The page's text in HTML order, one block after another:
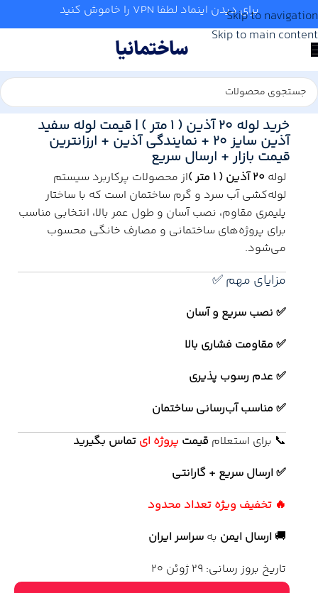
Skip to navigation
Skip to main content
برای دیدن اینماد لطفا VPN را خاموش کنید
آب و تاسیسات
خرید لوله 20 آذین ( 1 متر ) | قیمت لوله سفید
آذین سایز 20 + نمایندگی آذین + ارزانترین
قیمت بازار + ارسال سریع
لوله 20 آذین ( 1 متر )
از محصولات پرکاربرد سیستم
لوله‌کشی آب سرد و گرم ساختمان است که با ساختار
پلیمری مقاوم، نصب آسان و طول عمر بالا، انتخابی مناسب
برای پروژه‌های ساختمانی و مصارف خانگی محسوب
می‌شود.
مزایای مهم ✅
✅ نصب سریع و آسان
✅ مقاومت فشاری بالا
✅ عدم رسوب پذیری
✅ مناسب آب‌رسانی ساختمان
📞 برای استعلام قیمت پروژه ای تماس بگیرید
✅ ارسال سریع + گارانتی
🔥 تخفیف ویژه تعداد محدود
🚚 ارسال ایمن به سراسر ایران
تاریخ بروز رسانی: 29 ژوئن 20